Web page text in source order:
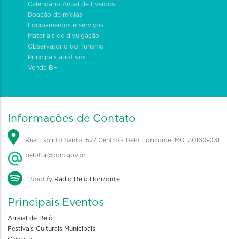
Calendário Anual de Eventos
Doação de mídias
Equipamentos e serviços
Materiais de divulgação
Observatório do Turismo
Principais atrativos
Venda BH
Informações de Contato
Rua Espírito Santo, 527 Centro - Belo Horizonte, MG, 30160-031
belotur@pbh.gov.br
Spotify Rádio Belo Horizonte
Principais Eventos
Arraial de Belô
Festivais Culturais Municipais